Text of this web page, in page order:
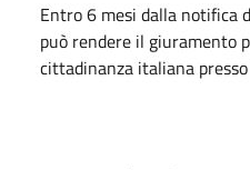
Entro 6 mesi dalla notifica
può rendere il giuramento
cittadinanza italiana